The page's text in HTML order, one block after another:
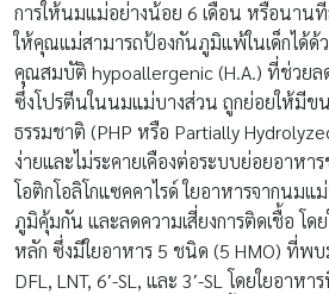
การให้นมแม่อย่างน้อย 6 เดือน หรือนาน
ให้คุณแม่สามารถป้องกันภูมิแพ้ในเด็กได้ด้
คุณสมบัติ hypoallergenic (H.A.) ที่ช่วยล
ซึ่งโปรตีนในนมแม่บางส่วน ถูกย่อยให้มีข
ธรรมชาติ (PHP หรือ Partially
ง่ายและไม่ระคายเคืองต่อระบบย่อยอาหา
โอติกโอลิโกแซคคาไรด์ ใยอาหารจากนมแ
ภูมิคุ้มกัน และลดความเสี่ยงการติดเชื้อ โ
หลัก ซึ่งมีใยอาหาร 5 ชนิด (5 HMO) ที่พบ
DFL, LNT, 6′-SL, และ 3′-SL โดยใยอา